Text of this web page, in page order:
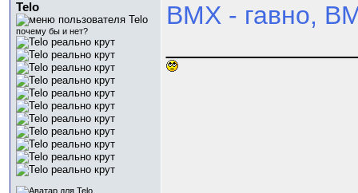
Telo
почему бы и нет?
BMX - гавно,